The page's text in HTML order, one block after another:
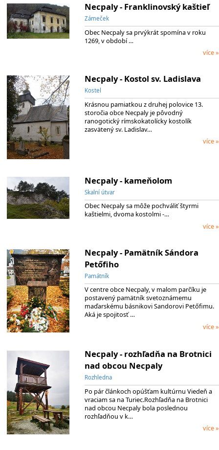
Necpaly - Franklinovský kaštieľ
Zámeček
Obec Necpaly sa prvýkrát spomína v roku
1269, v období …
více »
Necpaly - Kostol sv. Ladislava
Kostel
Krásnou pamiatkou z druhej polovice 13.
storočia obce Necpaly je pôvodný
ranogotický rímskokatolícky kostolík
zasvätený sv. Ladislav…
více »
Necpaly - kameňolom
Skalní útvar
Obec Necpaly sa môže pochváliť štyrmi
kaštielmi, dvoma kostolmi -…
více »
Necpaly - Pamätník Sándora
Petőfiho
Památník
V centre obce Necpaly, v malom parčíku je
postavený pamätník svetoznámemu
maďarskému básnikovi Sandorovi Petőfimu.
Aká je spojitosť …
více »
Necpaly - rozhľadňa na Brotnici
nad obcou Necpaly
Rozhledna
Po pár článkoch opúšťam kultúrnu Viedeň a
vraciam sa na Turiec.Rozhľadňa na Brotnici
nad obcou Necpaly bola poslednou
rozhľadňou v k…
více »